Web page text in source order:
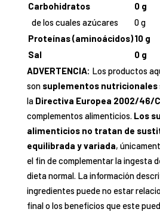
Carbohidratos
0 g
de los cuales azúcares
0 g
Proteínas (aminoácidos)10 g
Sal
0 g
ADVERTENCIA: Los productos
son suplementos nutricionales
la Directiva Europea 2002/46/
complementos alimenticios. Los
alimenticios no tratan de
equilibrada y variada,
el fin de complementar la ingesta
dieta normal. La información
ingredientes puede no estar
final o los beneficios que este